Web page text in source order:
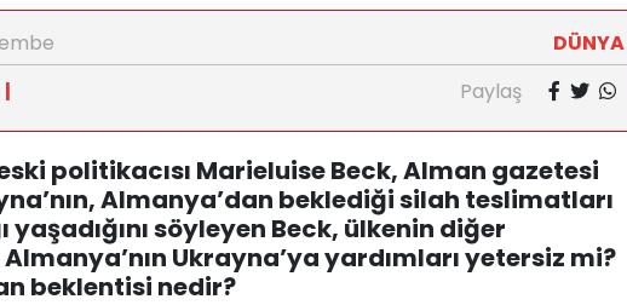
DÜNYA
| Paylaş
politikacısı Marieluise Beck, Alman gazetesi
Almanya’dan beklediği silah teslimatları
yaşadığını söyleyen Beck, ülkenin diğer
Ukrayna’ya yardımları yetersiz mi?
beklentisi nedir?